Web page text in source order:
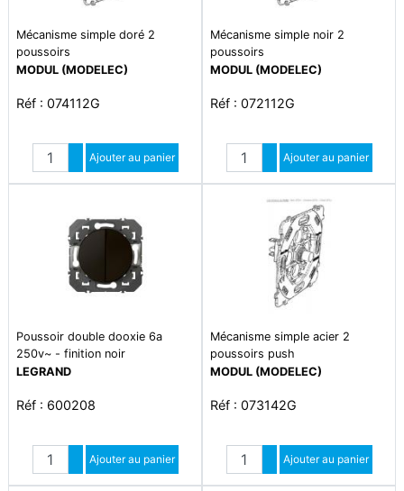
Mécanisme simple doré 2
poussoirs
MODUL (MODELEC)
Réf : 074112G
Quantité
Augmenter quantité
Diminuer quantité
Ajouter au panier
Mécanisme simple noir 2
poussoirs
MODUL (MODELEC)
Réf : 072112G
Quantité
Augmenter quantité
Diminuer quantité
Ajouter au panier
Poussoir double dooxie 6a
250v~ - finition noir
LEGRAND
Réf : 600208
Quantité
Augmenter quantité
Diminuer quantité
Ajouter au panier
Mécanisme simple acier 2
poussoirs push
MODUL (MODELEC)
Réf : 073142G
Quantité
Augmenter quantité
Diminuer quantité
Ajouter au panier